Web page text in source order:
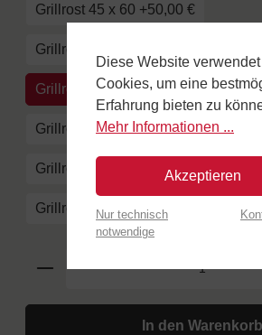
Grillrost 45 x 60 +50,00 €
Grillrost 50 x 80 +60,00 €
Grillrost 50 x 100 +65,00 €
Grillrost SUPERMASTER +105,00 €
Grillrost
In den Warenkorb
Diese Website verwendet
Cookies, um eine
Erfahrung bieten zu
Mehr Informationen ...
Akzeptieren
Nur technisch
notwendige